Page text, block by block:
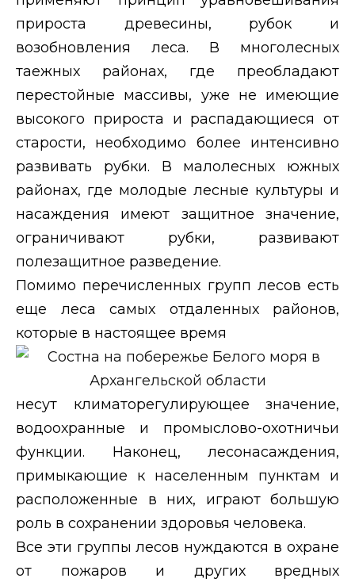
прироста древесины, рубок и
возобновления леса. В многолесных
таежных районах, где преобладают
перестойные массивы, уже не имеющие
высокого прироста и распадающиеся от
старости, необходимо более интенсивно
развивать рубки. В малолесных южных
районах, где молодые лесные культуры и
насаждения имеют защитное значение,
ограничивают рубки, развивают
полезащитное разведение.
Помимо перечисленных групп лесов есть
еще леса самых отдаленных районов,
которые в настоящее время
несут климаторегулирующее значение,
водоохранные и промыслово-охотничьи
функции. Наконец, лесонасаждения,
примыкающие к населенным пунктам и
расположенные в них, играют большую
роль в сохранении здоровья человека.
Все эти группы лесов нуждаются в охране
от пожаров и других вредных